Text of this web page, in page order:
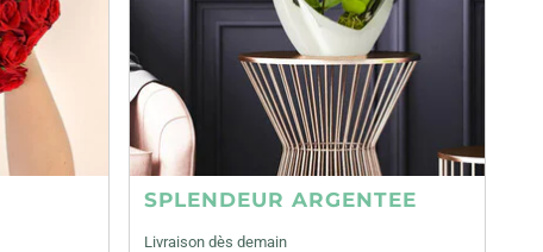
SPLENDEUR ARGENTEE
Livraison dès demain